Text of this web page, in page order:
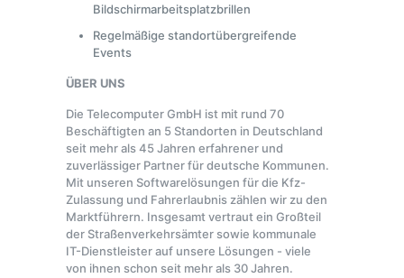
Bildschirmarbeitsplatzbrillen
Regelmäßige standortübergreifende
Events
ÜBER UNS
Die Telecomputer GmbH ist mit rund 70
Beschäftigten an 5 Standorten in Deutschland
seit mehr als 45 Jahren erfahrener und
zuverlässiger Partner für deutsche Kommunen.
Mit unseren Softwarelösungen für die Kfz-
Zulassung und Fahrerlaubnis zählen wir zu den
Marktführern. Insgesamt vertraut ein Großteil
der Straßenverkehrsämter sowie kommunale
IT-Dienstleister auf unsere Lösungen - viele
von ihnen schon seit mehr als 30 Jahren.